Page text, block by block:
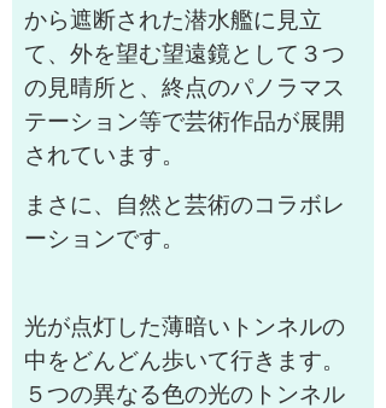
から遮断された潜水艦に見立
て、外を望む望遠鏡として３つ
の見晴所と、終点のパノラマス
テーション等で芸術作品が展開
されています。
まさに、自然と芸術のコラボレ
ーションです。
光が点灯した薄暗いトンネルの
中をどんどん歩いて行きます。
５つの異なる色の光のトンネル